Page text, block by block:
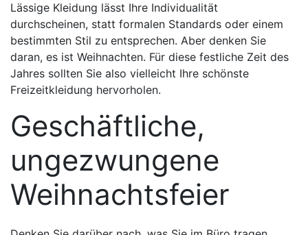
Lässige Kleidung lässt Ihre Individualität
durchscheinen, statt formalen Standards oder einem
bestimmten Stil zu entsprechen. Aber denken Sie
daran, es ist Weihnachten. Für diese festliche Zeit des
Jahres sollten Sie also vielleicht Ihre schönste
Freizeitkleidung hervorholen.
Geschäftliche,
ungezwungene
Weihnachtsfeier